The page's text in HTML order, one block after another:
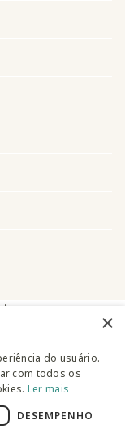
×
do usuário.
com todos os
Ler mais
DESEMPENHO